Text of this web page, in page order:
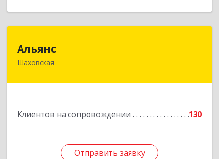
Альянс
Шаховская
Клиентов на сопровождении 130
Отправить заявку
143700, Московская обл, Шаховской р-н,
Отправить заявку